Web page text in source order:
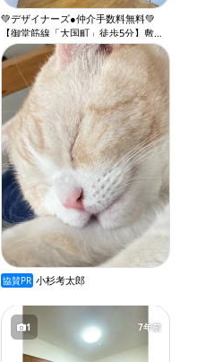
💚デザイナーズ●仲介手数料無料💚
【御堂筋線「大国町」徒歩5分】敷金
礼金０●１Ｒ●室内洗濯機置き場●エア
コン●収納●バルコニー●オートロック
●エレベーター『X243』
協賛PR 小杉考太郎
1 7年前